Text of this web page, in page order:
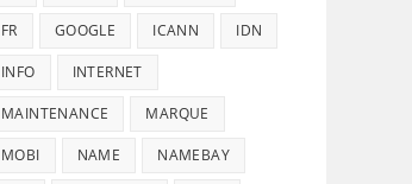
FR GOOGLE ICANN IDN
INFO INTERNET
MAINTENANCE MARQUE
MOBI NAME NAMEBAY